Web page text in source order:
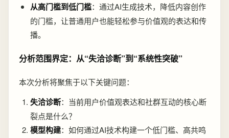
从高门槛到低门槛：通过AI生成技术，降低内容创作
的门槛，让普通用户也能轻松参与价值观的表达和传
播。
分析范围界定：从“失洽诊断”到“系统性突破”
本次分析将聚焦于以下关键问题：
失洽诊断：当前用户价值观表达和社群互动的核心断
裂点是什么？
模型构建：如何通过AI技术构建一个低门槛、高共鸣